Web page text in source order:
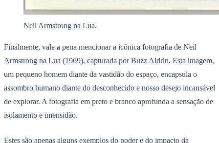
Neil Armstrong na Lua.
Finalmente, vale a pena mencionar a icônica fotografia de Neil
Armstrong na Lua (1969), capturada por Buzz Aldrin. Esta imagem,
um pequeno homem diante da vastidão do espaço, encapsula o
assombro humano diante do desconhecido e nosso desejo incansável
de explorar. A fotografia em preto e branco aprofunda a sensação de
isolamento e imensidão.
Estes são apenas alguns exemplos do poder e do impacto da